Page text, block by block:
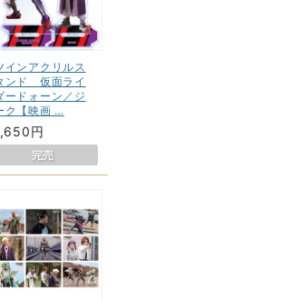
インアクリルス
ンド 仮面ライ
ードォーン／ジ
ク【映画 …
円